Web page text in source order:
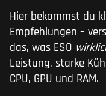
Hier bekommst du
Empfehlungen –
das, was ESO
Leistung, starke
CPU, GPU und RAM.